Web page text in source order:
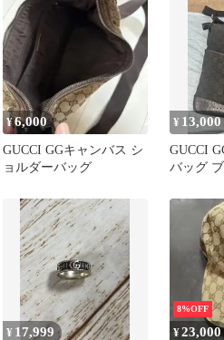
¥6,000
GUCCI GGキャンバス シ
ョルダーバッグ
¥ 13,000
GUCCI
バッグ
¥ 17,999
8%OFF
¥23,000